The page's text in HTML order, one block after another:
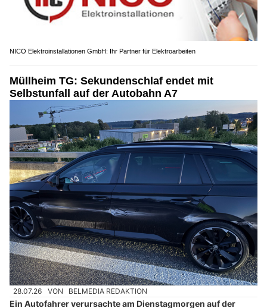
NICO Elektroinstallationen GmbH: Ihr Partner für Elektroarbeiten
Müllheim TG: Sekundenschlaf endet mit
Selbstunfall auf der Autobahn A7
28.07.26 VON BELMEDIA REDAKTION
Ein Autofahrer verursachte am Dienstagmorgen auf der